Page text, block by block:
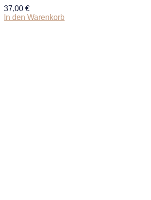
37,00 €
In den Warenkorb